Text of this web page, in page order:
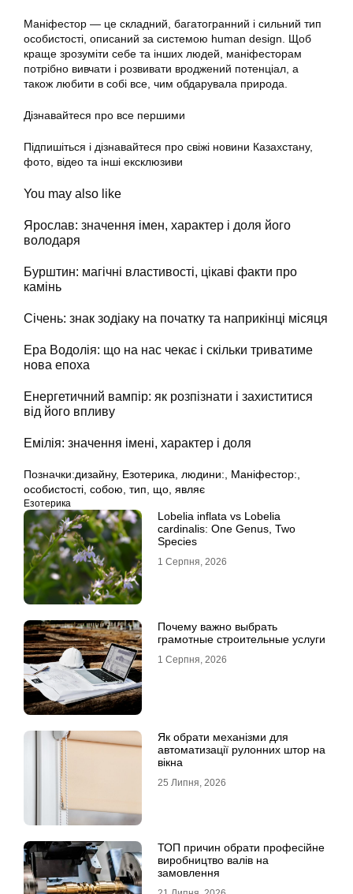
Маніфестор — це складний, багатогранний і сильний тип
особистості, описаний за системою human design. Щоб
краще зрозуміти себе та інших людей, маніфесторам
потрібно вивчати і розвивати вроджений потенціал, а
також любити в собі все, чим обдарувала природа.
Дізнавайтеся про все першими
Підпишіться і дізнавайтеся про свіжі новини Казахстану,
фото, відео та інші ексклюзиви
You may also like
Ярослав: значення імен, характер і доля його
володаря
Бурштин: магічні властивості, цікаві факти про
камінь
Січень: знак зодіаку на початку та наприкінці місяця
Ера Водолія: що на нас чекає і скільки триватиме
нова епоха
Енергетичний вампір: як розпізнати і захиститися
від його впливу
Емілія: значення імені, характер і доля
Позначки:дизайну, Езотерика, людини:, Маніфестор:,
особистості, собою, тип, що, являє
Езотерика
Lobelia inflata vs Lobelia
cardinalis: One Genus, Two
Species
1 Серпня, 2026
Почему важно выбрать
грамотные строительные услуги
1 Серпня, 2026
Як обрати механізми для
автоматизації рулонних штор на
вікна
25 Липня, 2026
ТОП причин обрати професійне
виробництво валів на
замовлення